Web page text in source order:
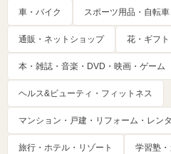
車・バイク スポーツ用品・自転車
通販・ネットショップ 花・ギフ
本・雑誌・音楽・DVD・映画・ゲーム
ヘルス&ビューティ・フィットネス
マンション・戸建・リフォーム・レン
旅行・ホテル・リゾート 学習塾